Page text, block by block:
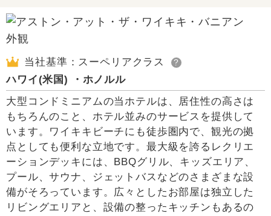
当社基準：スーペリアクラス ?
ハワイ(米国) ・ホノルル
大型コンドミニアムの当ホテルは、居住性の高さは
もちろんのこと、ホテル並みのサービスを提供して
います。ワイキキビーチにも徒歩圏内で、観光の拠
点としても便利な立地です。最大級を誇るレクリエ
ーションデッキには、BBQグリル、キッズエリア、
プール、サウナ、ジェットバスなどのさまざまな設
備がそろっています。広々としたお部屋は独立した
リビングエリアと、設備の整ったキッチンもあるの